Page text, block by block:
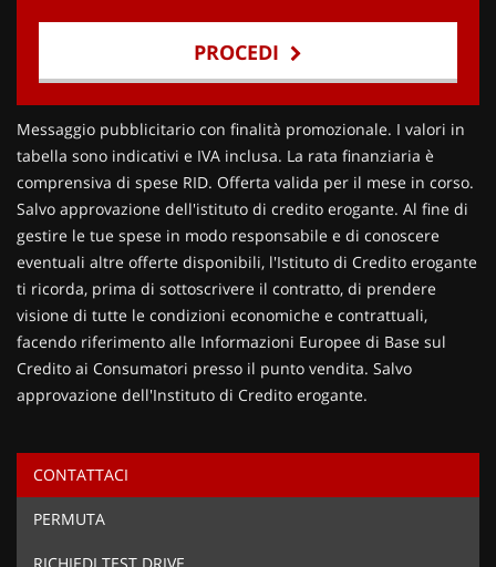
PROCEDI
Contattaci
Ho letto e accettol'informativa privacy*
Acconsento al trattamento dei miei dati per finalità di
Messaggio pubblicitario con finalità promozionale. I valori in
tabella sono indicativi e IVA inclusa. La rata finanziaria è
comprensiva di spese RID. Offerta valida per il mese in corso.
Salvo approvazione dell'istituto di credito erogante. Al fine di
gestire le tue spese in modo responsabile e di conoscere
eventuali altre offerte disponibili, l'Istituto di Credito erogante
ti ricorda, prima di sottoscrivere il contratto, di prendere
visione di tutte le condizioni economiche e contrattuali,
facendo riferimento alle Informazioni Europee di Base sul
Credito ai Consumatori presso il punto vendita. Salvo
approvazione dell'Instituto di Credito erogante.
CONTATTACI
PERMUTA
RICHIEDI TEST DRIVE